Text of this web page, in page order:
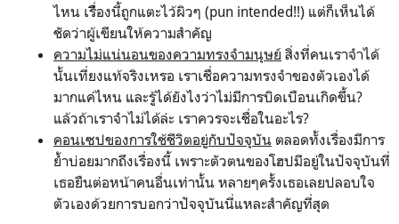
ไหน เรื่ืองนี้ถูกแตะไว้ผิวๆ (pun intended!!) แต่ก็เห็นได้
ชัดว่าผู้เขียนให้ความสำคัญ
ความไม่แน่นอนของความทรงจำมนุษย์ สิ่งที่คนเราจำได้
นั้นเที่ยงแท้จริงเหรอ เราเชื่อความทรงจำของตัวเองได้
มากแค่ไหน และรู้ได้ยังไงว่าไม่มีการบิดเบือนเกิดขึ้น?
แล้วถ้าเราจำไม่ได้ล่ะ เราควรจะเชื่อในอะไร?
คอนเซปของการใช้ชีวิตอยู่กับปัจจุบัน ตลอดทั้งเรื่องมีการ
ย้ำบ่อยมากถึงเรื่องนี้ เพราะตัวตนของโฮปมีอยู่ในปัจจุบันที่
เธอยืนต่อหน้าคนอื่นเท่านั้น หลายๆครั้งเธอเลยปลอบใจ
ตัวเองด้วยการบอกว่าปัจจุบันนี่แหละสำคัญที่สุด